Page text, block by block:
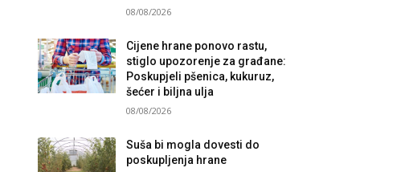
08/08/2026
Cijene hrane ponovo rastu,
stiglo upozorenje za građane:
Poskupjeli pšenica, kukuruz,
šećer i biljna ulja
08/08/2026
Suša bi mogla dovesti do
poskupljenja hrane